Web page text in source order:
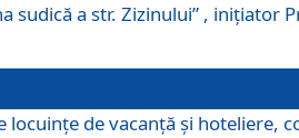
sudică a str. Zizinului” , iniţiator
locuinţe de vacanţă şi